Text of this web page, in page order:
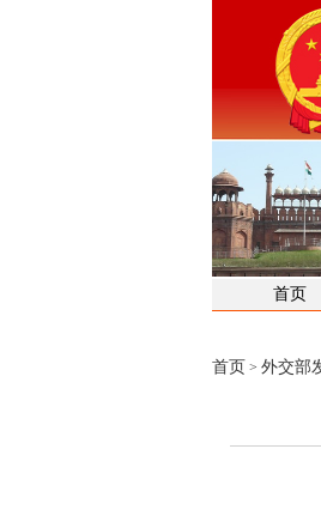
首页
首页 > 外交部